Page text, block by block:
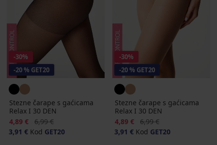
-30%
-20 % GET20
Stezne čarape s gaćicama
Relax I 30 DEN
Popust
4,89 € Prvobitna cijena
6,99 €
3,91 € Kod GET20
-30%
-20 % GET20
Stezne čarape s gaćicama
Relax I 30 DEN
Popust
4,89 € Prvobitna cijena
6,99 €
3,91 € Kod GET20